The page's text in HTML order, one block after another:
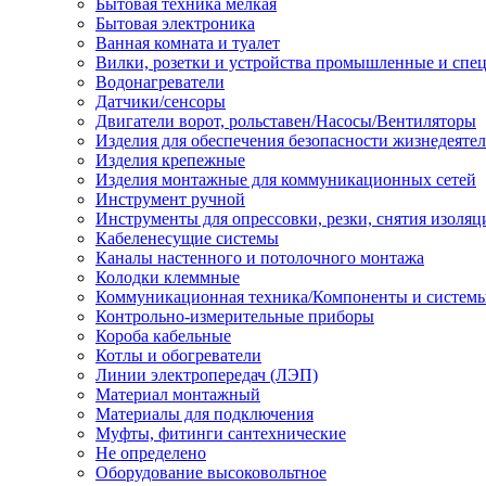
Бытовая техника мелкая
Бытовая электроника
Ванная комната и туалет
Вилки, розетки и устройства промышленные и
Водонагреватели
Датчики/сенсоры
Двигатели ворот, рольставен/Насосы/Вентиляторы
Изделия для обеспечения безопасности
Изделия крепежные
Изделия монтажные для коммуникационных сетей
Инструмент ручной
Инструменты для опрессовки, резки, снятия
Кабеленесущие системы
Каналы настенного и потолочного монтажа
Колодки клеммные
Коммуникационная техника/Компоненты и
Контрольно-измерительные приборы
Короба кабельные
Котлы и обогреватели
Линии электропередач (ЛЭП)
Материал монтажный
Материалы для подключения
Муфты, фитинги сантехнические
Не определено
Оборудование высоковольтное